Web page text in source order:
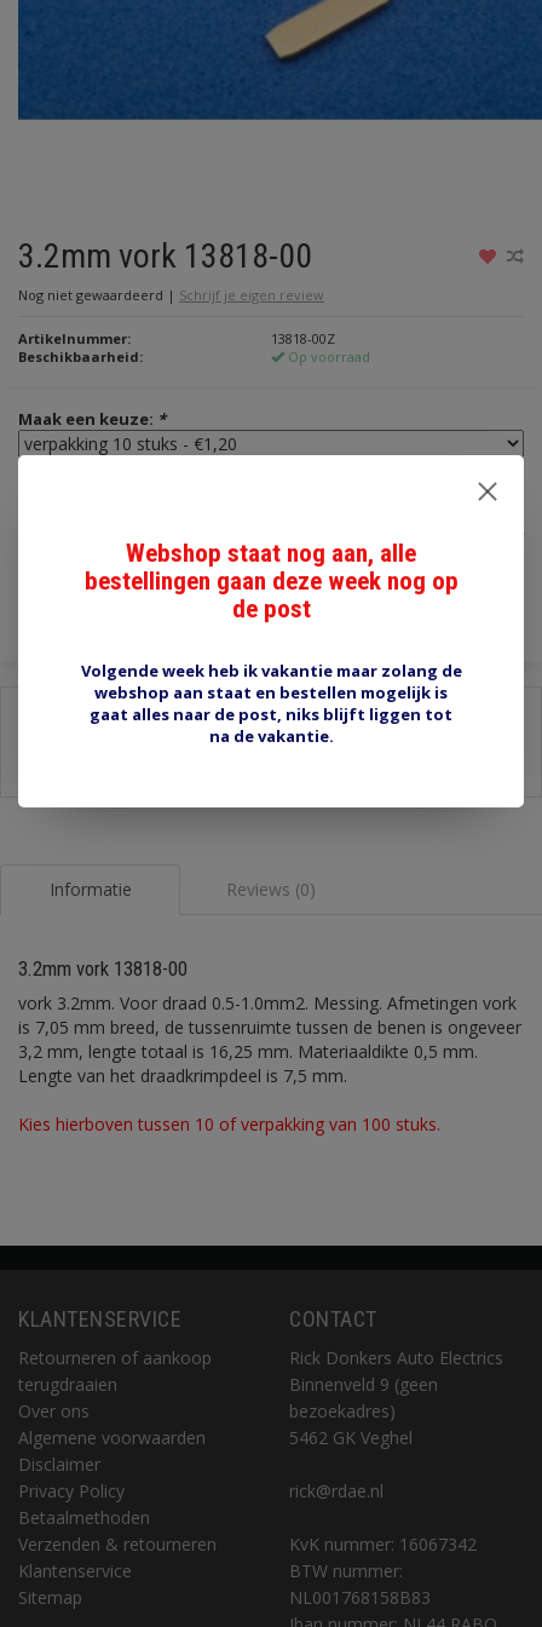
3.2mm vork 13818-00
Nog niet gewaardeerd | Schrijf je eigen review
Artikelnummer:
13818-00Z
Beschikbaarheid:
Op voorraad
Maak een keuze: *
€1,20
Toevoegen aan winkelwagen
Informatie Reviews (0)
3.2mm vork 13818-00
vork 3.2mm. Voor draad 0.5-1.0mm2. Messing. Afmetingen vork
is 7,05 mm breed, de tussenruimte tussen de benen is ongeveer
3,2 mm, lengte totaal is 16,25 mm. Materiaaldikte 0,5 mm.
Lengte van het draadkrimpdeel is 7,5 mm.
Kies hierboven tussen 10 of verpakking van 100 stuks.
KLANTENSERVICE
Retourneren of aankoop
terugdraaien
Over ons
Algemene voorwaarden
Disclaimer
Privacy Policy
Betaalmethoden
Verzenden & retourneren
Klantenservice
Sitemap
CONTACT
Rick Donkers Auto Electrics
Binnenveld 9 (geen
bezoekadres)
5462 GK Veghel
rick@rdae.nl
KvK nummer: 16067342
BTW nummer:
NL001768158B83
Webshop staat nog aan, alle
bestellingen gaan deze week nog op
de post
Volgende week heb ik vakantie maar zolang de
webshop aan staat en bestellen mogelijk is
gaat alles naar de post, niks blijft liggen tot
na de vakantie.